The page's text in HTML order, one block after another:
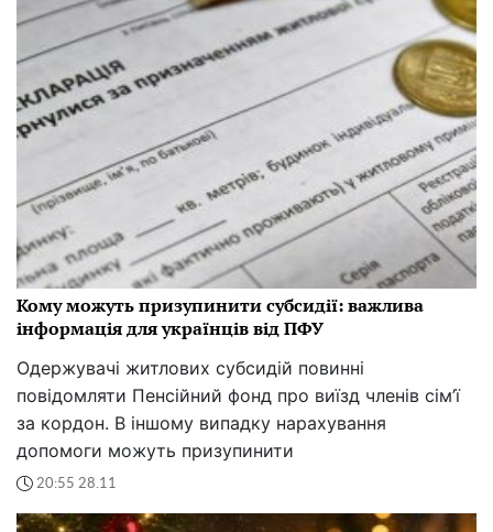
Кому можуть призупинити субсидії: важлива
інформація для українців від ПФУ
Одержувачі житлових субсидій повинні
повідомляти Пенсійний фонд про виїзд членів сім’ї
за кордон. В іншому випадку нарахування
допомоги можуть призупинити
20:55 28.11